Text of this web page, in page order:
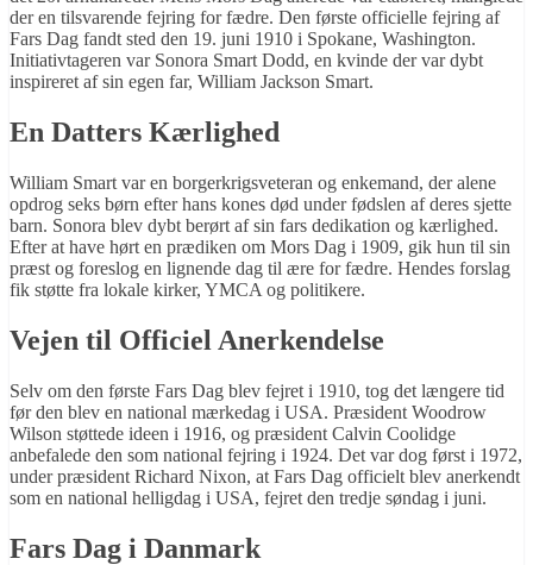
der en tilsvarende fejring for fædre. Den første officielle fejring af
Fars Dag fandt sted den 19. juni 1910 i Spokane, Washington.
Initiativtageren var Sonora Smart Dodd, en kvinde der var dybt
inspireret af sin egen far, William Jackson Smart.
En Datters Kærlighed
William Smart var en borgerkrigsveteran og enkemand, der alene
opdrog seks børn efter hans kones død under fødslen af deres sjette
barn. Sonora blev dybt berørt af sin fars dedikation og kærlighed.
Efter at have hørt en prædiken om Mors Dag i 1909, gik hun til sin
præst og foreslog en lignende dag til ære for fædre. Hendes forslag
fik støtte fra lokale kirker, YMCA og politikere.
Vejen til Officiel Anerkendelse
Selv om den første Fars Dag blev fejret i 1910, tog det længere tid
før den blev en national mærkedag i USA. Præsident Woodrow
Wilson støttede ideen i 1916, og præsident Calvin Coolidge
anbefalede den som national fejring i 1924. Det var dog først i 1972,
under præsident Richard Nixon, at Fars Dag officielt blev anerkendt
som en national helligdag i USA, fejret den tredje søndag i juni.
Fars Dag i Danmark